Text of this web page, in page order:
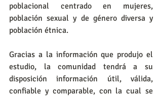
poblacional centrado en mujeres,
población sexual y de género diversa y
población étnica.
Gracias a la información que produjo el
estudio, la comunidad tendrá a su
disposición información útil, válida,
confiable y comparable, con la cual se